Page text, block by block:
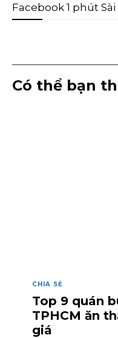
Facebook 1 phút Sài
Có thể bạn
CHIA SẺ
Top 9 quán
TPHCM ăn
giá